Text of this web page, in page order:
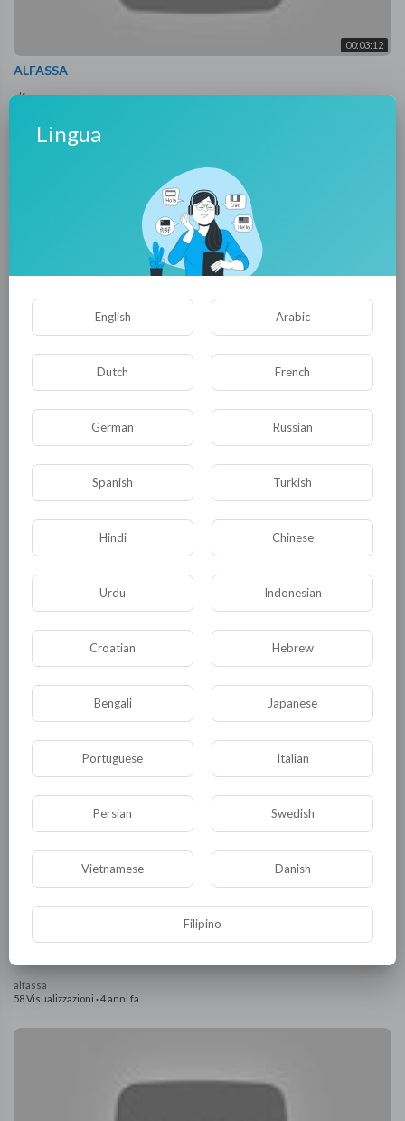
00:03:12
ALFASSA
alfassa
alfassa
00:02:02
Alfassa
alfassa
· 4 anni fa
alfassa
58 Visualizzazioni ·4 anni fa
Lingua
English Arabic
Dutch French
German Russian
Spanish Turkish
Hindi Chinese
Urdu Indonesian
Croatian Hebrew
Bengali Japanese
Portuguese Italian
Persian Swedish
Vietnamese Danish
Filipino